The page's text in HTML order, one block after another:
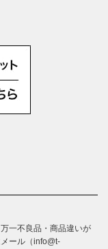
一不良品・商品違いが
ール（info@t-